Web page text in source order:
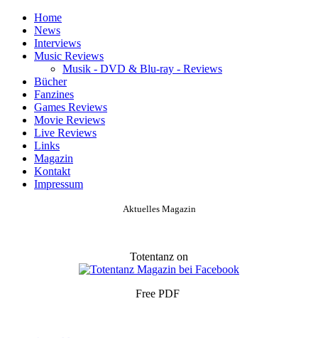
Home
News
Interviews
Music Reviews
Musik - DVD & Blu-ray - Reviews
Bücher
Fanzines
Games Reviews
Movie Reviews
Live Reviews
Links
Magazin
Kontakt
Impressum
Aktuelles Magazin
Totentanz on
Free PDF